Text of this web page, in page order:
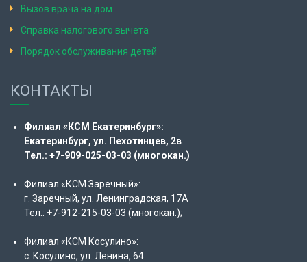
Вызов врача на дом
Справка налогового вычета
Порядок обслуживания детей
КОНТАКТЫ
Филиал «КСМ Екатеринбург»:
Екатеринбург, ул. Пехотинцев, 2в
Тел.: +7-909-025-03-03 (многокан.)
Филиал «КСМ Заречный»:
г. Заречный, ул. Ленинградская, 17А
Тел.: +7-912-215-03-03 (многокан.);
Филиал «КСМ Косулино»:
с. Косулино, ул. Ленина, 64